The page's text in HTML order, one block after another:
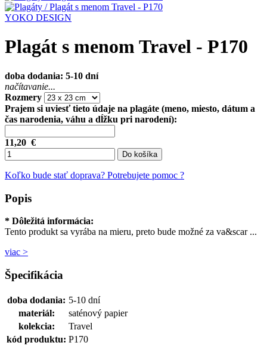
YOKO DESIGN
Plagát s menom Travel - P170
doba dodania: 5-10 dní
načítavanie...
Rozmery
Prajem si uviesť tieto údaje na plagáte (meno, miesto, dátum a
čas narodenia, váhu a dĺžku pri narodení):
11,20 €
Do košíka
Koľko bude stať doprava? Potrebujete pomoc ?
Popis
* Dôležitá informácia:
Tento produkt sa vyrába na mieru, preto bude možné za va&scar ...
viac >
Špecifikácia
doba dodania: 5-10 dní
materiál:
saténový papier
kolekcia:
Travel
kód produktu: P170